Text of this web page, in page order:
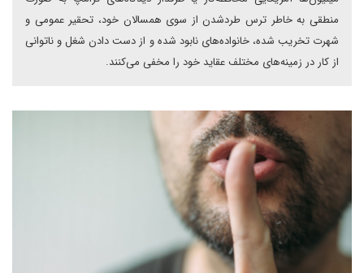
منطقی به خاطر ترس طردشدن از سوی همسالان خود، تحقیر عمومی و
شهرت تخریب شده، خانواده‌های نابود شده و از دست دادن شغل و ناتوانی
از کار در زمینه‌های مختلف عقاید خود را مخفی می‌کنند.